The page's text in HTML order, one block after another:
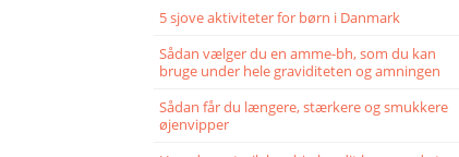
5 sjove aktiviteter for børn i Danmark
Sådan vælger du en amme-bh, som du kan
bruge under hele graviditeten og amningen
Sådan får du længere, stærkere og smukkere
øjenvipper